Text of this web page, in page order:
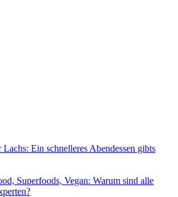
Ein schnelleres Abendessen gibts
Superfoods, Vegan: Warum sind alle